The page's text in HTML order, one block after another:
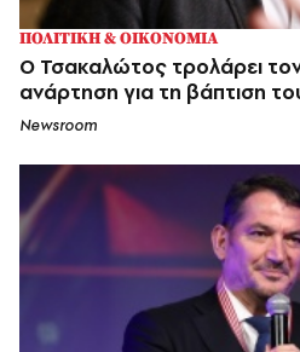
ΠΟΛΙΤΙΚΗ & ΟΙΚΟΝΟΜΙΑ
Ο Τσακαλώτος τρολάρει
ανάρτηση για τη βάπτιση
Newsroom